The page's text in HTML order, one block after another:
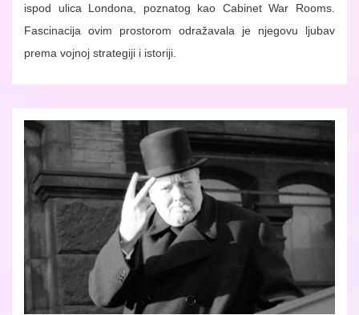
ispod ulica Londona, poznatog kao Cabinet War Rooms.
Fascinacija ovim prostorom odražavala je njegovu ljubav
prema vojnoj strategiji i istoriji.